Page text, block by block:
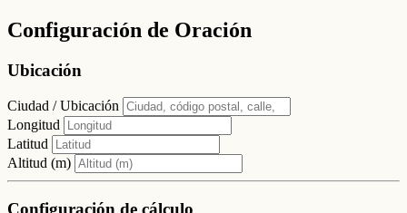
Configuración de Oración
Ubicación
Ciudad / Ubicación
Longitud
Latitud
Altitud (m)
Configuración de cálculo